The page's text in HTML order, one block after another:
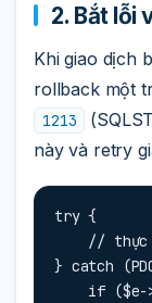
2. Bắt lỗi
Khi giao dịch
rollback một
1213
này và retry
try {
} catch